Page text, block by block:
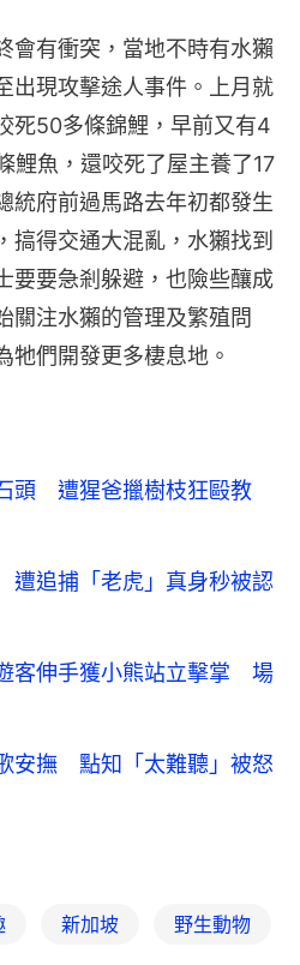
會有衝突，當地不時有水獺
出現攻擊途人事件。上月就
死50多條錦鯉，早前又有4
鯉魚，還咬死了屋主養了17
統府前過馬路去年初都發生
搞得交通大混亂，水獺找到
要要急剎躲避，也險些釀成
關注水獺的管理及繁殖問
牠們開發更多棲息地。
頭 遭猩爸擸樹枝狂毆教
追捕「老虎」真身秒被認
客伸手獲小熊站立擊掌 場
安撫 點知「太難聽」被怒
新加坡 野生動物